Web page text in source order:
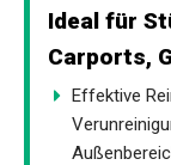
Ideal für
Carports,
Effektive